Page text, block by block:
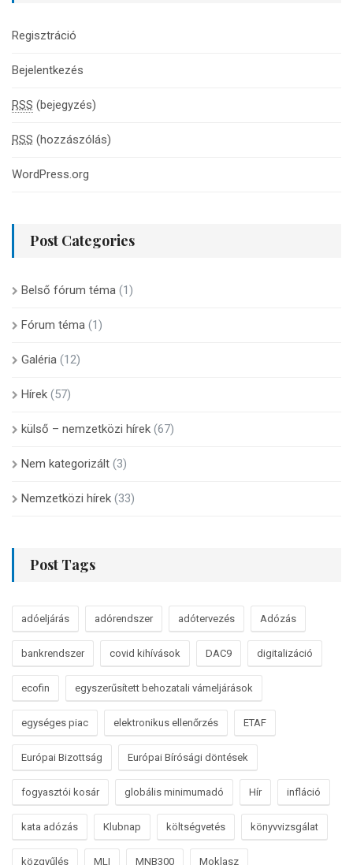
Regisztráció
Bejelentkezés
RSS (bejegyzés)
RSS (hozzászólás)
WordPress.org
Post Categories
Belső fórum téma (1)
Fórum téma (1)
Galéria (12)
Hírek (57)
külső – nemzetközi hírek (67)
Nem kategorizált (3)
Nemzetközi hírek (33)
Post Tags
adóeljárás adórendszer adótervezés Adózás
bankrendszer covid kihívások DAC9 digitalizáció
ecofin egyszerűsített behozatali vámeljárások
egységes piac elektronikus ellenőrzés ETAF
Európai Bizottság Európai Bírósági döntések
fogyasztói kosár globális minimumadó Hír infláció
kata adózás Klubnap költségvetés könyvvizsgálat
közgyűlés MLI MNB300 Moklasz